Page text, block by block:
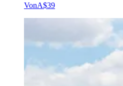
VonA$39